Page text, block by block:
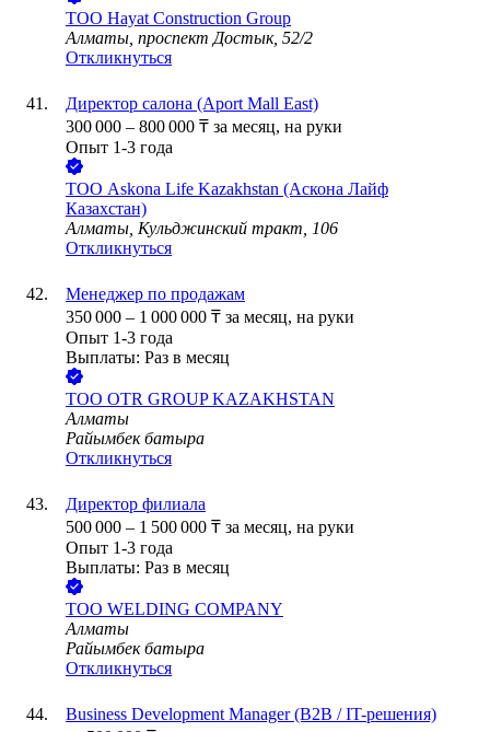
ТОО Hayat Construction Group
Алматы, проспект Достык, 52/2
Откликнуться
Директор салона (Aport Mall East)
300 000 – 800 000 ₸ за месяц, на руки
Опыт 1-3 года
ТОО Askona Life Kazakhstan (Аскона Лайф
Казахстан)
Алматы, Кульджинский тракт, 106
Откликнуться
Менеджер по продажам
350 000 – 1 000 000 ₸ за месяц, на руки
Опыт 1-3 года
Выплаты: Раз в месяц
ТОО OTR GROUP KAZAKHSTAN
Алматы
Райымбек батыра
Откликнуться
Директор филиала
500 000 – 1 500 000 ₸ за месяц, на руки
Опыт 1-3 года
Выплаты: Раз в месяц
ТОО WELDING COMPANY
Алматы
Райымбек батыра
Откликнуться
Business Development Manager (B2B / IT-решения)